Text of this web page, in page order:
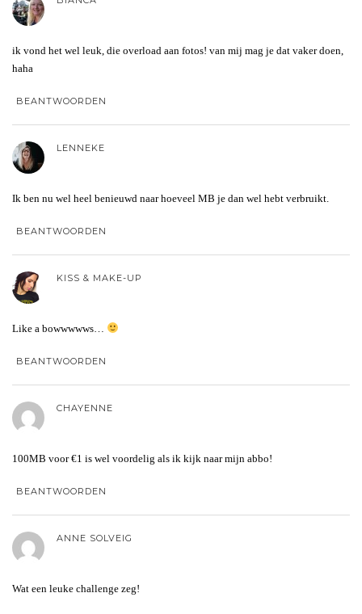
ik vond het wel leuk, die overload aan fotos! van mij mag je dat vaker doen,
haha
BEANTWOORDEN
LENNEKE
Ik ben nu wel heel benieuwd naar hoeveel MB je dan wel hebt verbruikt.
BEANTWOORDEN
KISS & MAKE-UP
Like a bowwwwws…
BEANTWOORDEN
CHAYENNE
100MB voor €1 is wel voordelig als ik kijk naar mijn abbo!
BEANTWOORDEN
ANNE SOLVEIG
Wat een leuke challenge zeg!